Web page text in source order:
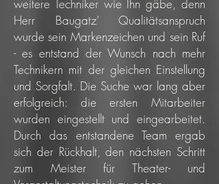
weitere Techniker wie Ihn gäbe, denn
Herr Baugatz’ Qualitätsanspruch
wurde sein Markenzeichen und sein Ruf
- es entstand der Wunsch nach mehr
Technikern mit der gleichen Einstellung
und Sorgfalt. Die Suche war lang aber
erfolgreich: die ersten Mitarbeiter
wurden eingestellt und eingearbeitet.
Durch das entstandene Team ergab
sich der Rückhalt, den nächsten Schritt
zum Meister für Theater- und